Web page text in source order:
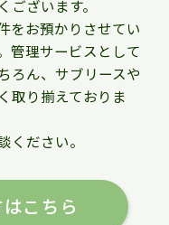
ざいます。
をお預かりさせてい
管理サービスとして
ろん、サブリースや
取り揃えておりま
ください。
こちら